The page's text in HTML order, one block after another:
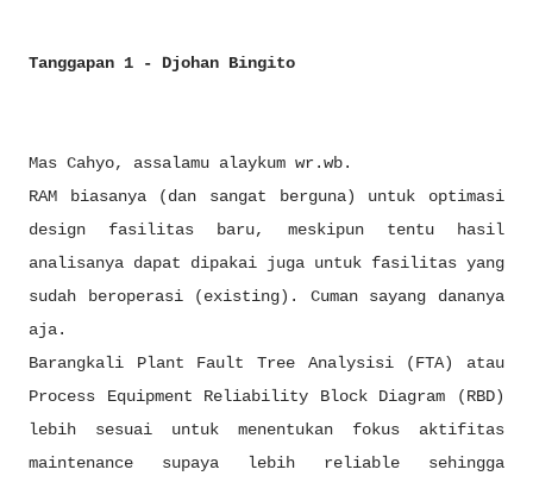
Tanggapan 1 - Djohan Bingito
Mas Cahyo, assalamu alaykum wr.wb.
RAM biasanya (dan sangat berguna) untuk optimasi
design fasilitas baru, meskipun tentu hasil
analisanya dapat dipakai juga untuk fasilitas yang
sudah beroperasi (existing). Cuman sayang dananya
aja.
Barangkali Plant Fault Tree Analysisi (FTA) atau
Process Equipment Reliability Block Diagram (RBD)
lebih sesuai untuk menentukan fokus aktifitas
maintenance supaya lebih reliable sehingga